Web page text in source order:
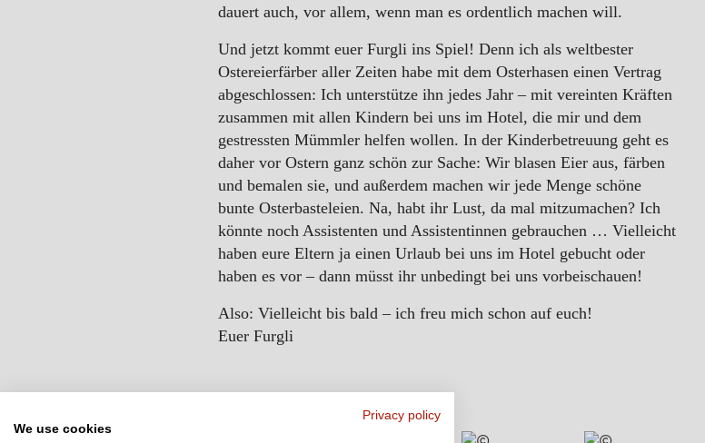
dauert auch, vor allem, wenn man es ordentlich machen will.
Und jetzt kommt euer Furgli ins Spiel! Denn ich als weltbester
Ostereierfärber aller Zeiten habe mit dem Osterhasen einen Vertrag
abgeschlossen: Ich unterstütze ihn jedes Jahr – mit vereinten Kräften
zusammen mit allen Kindern bei uns im Hotel, die mir und dem
gestressten Mümmler helfen wollen. In der Kinderbetreuung geht es
daher vor Ostern ganz schön zur Sache: Wir blasen Eier aus, färben
und bemalen sie, und außerdem machen wir jede Menge schöne
bunte Osterbasteleien. Na, habt ihr Lust, da mal mitzumachen? Ich
könnte noch Assistenten und Assistentinnen gebrauchen … Vielleicht
haben eure Eltern ja einen Urlaub bei uns im Hotel gebucht oder
haben es vor – dann müsst ihr unbedingt bei uns vorbeischauen!
Also: Vielleicht bis bald – ich freu mich schon auf euch!
Euer Furgli
Privacy policy
We use cookies